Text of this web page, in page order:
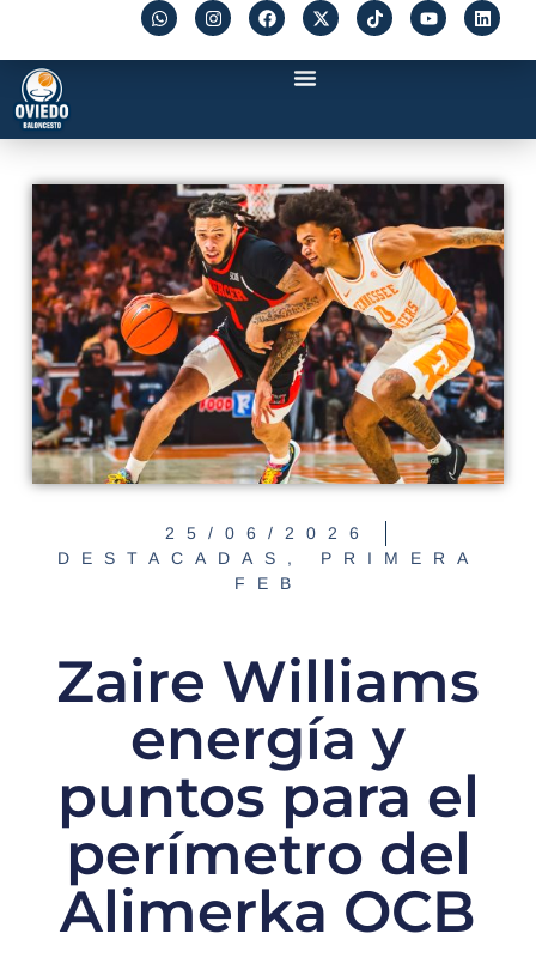
25/06/2026
DESTACADAS , PRIMERA
FEB
Zaire Williams
energía y
puntos para el
perímetro del
Alimerka OCB